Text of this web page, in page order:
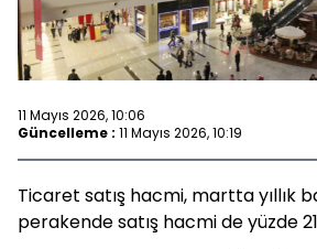
11 Mayıs 2026, 10:06
Güncelleme : 11 Mayıs 2026, 10:19
Ticaret satış hacmi, martta yıllık
perakende satış hacmi de yüzde